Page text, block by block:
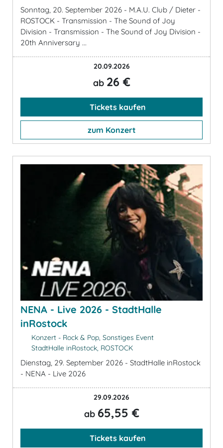
Sonntag, 20. September 2026 - M.A.U. Club / Dieter -
ROSTOCK - Transmission - The Sound of Joy
Division - Transmission - The Sound of Joy Division -
20th Anniversary ...
20.09.2026
ab 26 €
Tickets kaufen
zum Konzert
NENA - Live 2026 - StadtHalle
inRostock
Konzert - Rock & Pop, Sonstiges Event
StadtHalle inRostock, ROSTOCK
Dienstag, 29. September 2026 - StadtHalle inRostock
- NENA - Live 2026
29.09.2026
ab 65,55 €
Tickets kaufen